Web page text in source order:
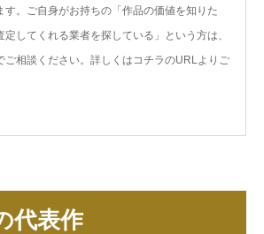
す。ご自身がお持ちの「作品の価値を知りた
してくれる業者を探している」という方は、
ご相談ください。詳しくはコチラのURLよりご
代表作